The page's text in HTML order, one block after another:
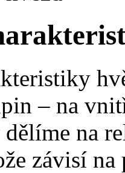
– na
na
závisí na